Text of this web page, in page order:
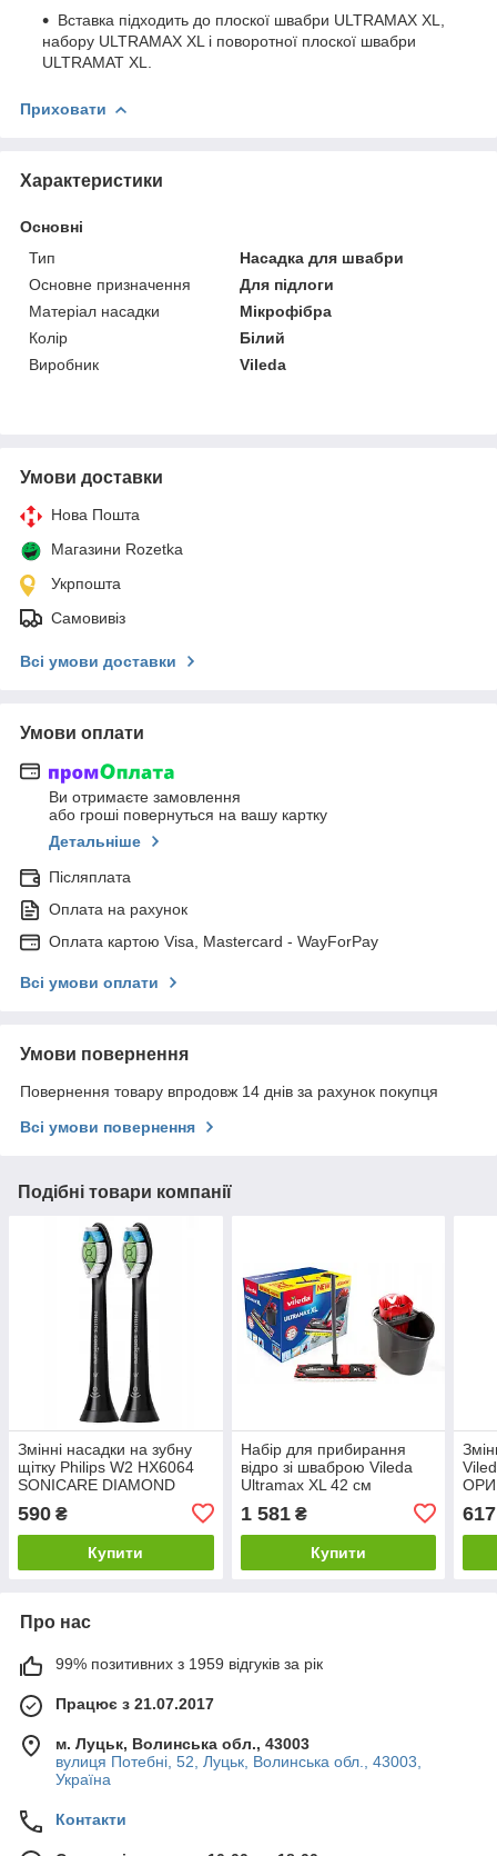
Вставка підходить до плоскої швабри ULTRAMAX XL,
набору ULTRAMAX XL і поворотної плоскої швабри
ULTRAMAT XL.
Приховати
Характеристики
Основні
Тип
Насадка для швабри
Основне призначення
Для підлоги
Матеріал насадки
Мікрофібра
Колір
Білий
Виробник
Vileda
Умови доставки
Нова Пошта
Магазини Rozetka
Укрпошта
Самовивіз
Всі умови доставки
Умови оплати
Ви отримаєте замовлення
або гроші повернуться на вашу картку
Детальніше
Післяплата
Оплата на рахунок
Оплата картою Visa, Mastercard - WayForPay
Всі умови оплати
Умови повернення
Повернення товару впродовж 14 днів за рахунок покупця
Всі умови повернення
Подібні товари компанії
Змінні насадки на зубну
щітку Philips W2 HX6064
SONICARE DIAMOND
590 ₴
Купити
Набір для прибирання
відро зі шваброю Vileda
Ultramax XL 42 см
1 581₴
Купити
617
Про нас
99% позитивних з 1959 відгуків за рік
Працює з 21.07.2017
м. Луцьк, Волинська обл., 43003
вулиця Потебні, 52, Луцьк, Волинська обл., 43003,
Україна
Контакти